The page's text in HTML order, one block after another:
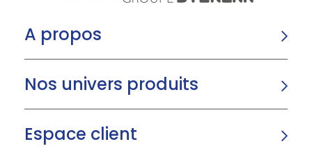
A propos
Nos univers produits
Espace client